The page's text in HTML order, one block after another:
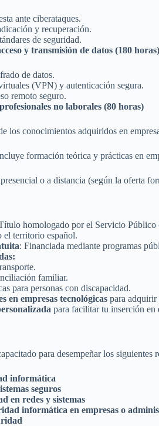
ante ciberataques.
y recuperación.
de seguridad.
y transmisión de datos (180 horas)
de datos.
(VPN) y autenticación segura.
remoto seguro.
no laborales (80 horas)
los conocimientos adquiridos en
formación teórica y prácticas en
o a distancia (según la oferta
homologado por el Servicio Público
el territorio español.
: Financiada mediante programas
familiar.
para personas con discapacidad.
en empresas tecnológicas para adquirir
para facilitar tu inserción en
para desempeñar los siguientes
informática
seguros
en redes y sistemas
informática en empresas o